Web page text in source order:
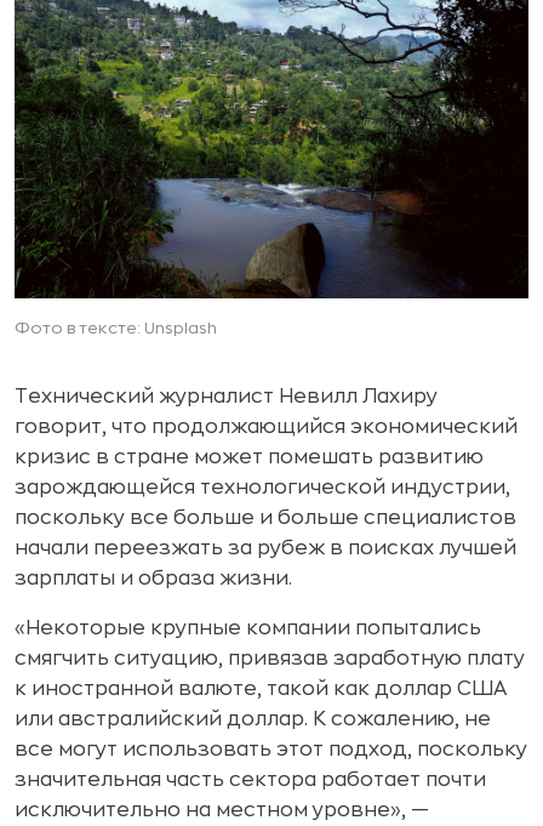
Фото в тексте: Unsplash
Технический журналист Невилл Лахиру
говорит, что продолжающийся экономический
кризис в стране может помешать развитию
зарождающейся технологической индустрии,
поскольку все больше и больше специалистов
начали переезжать за рубеж в поисках лучшей
зарплаты и образа жизни.
«Некоторые крупные компании попытались
смягчить ситуацию, привязав заработную плату
к иностранной валюте, такой как доллар США
или австралийский доллар. К сожалению, не
все могут использовать этот подход, поскольку
значительная часть сектора работает почти
исключительно на местном уровне», —